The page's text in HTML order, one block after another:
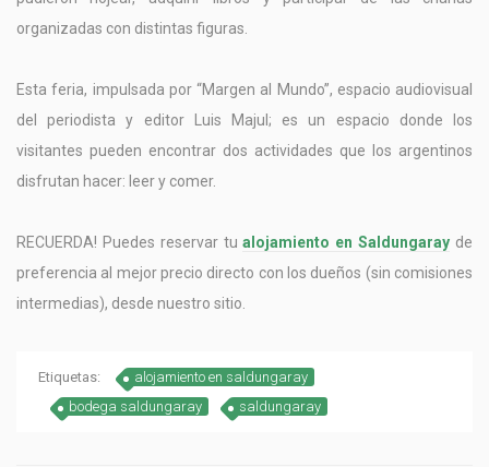
organizadas con distintas figuras.
Esta feria, impulsada por “Margen al Mundo”, espacio audiovisual
del periodista y editor Luis Majul; es un espacio donde los
visitantes pueden encontrar dos actividades que los argentinos
disfrutan hacer: leer y comer.
RECUERDA! Puedes reservar tualojamiento en Saldungaray de
preferencia al mejor precio directo con los dueños (sin comisiones
intermedias), desde nuestro sitio.
Etiquetas:
alojamiento en saldungaray
bodega saldungaray
saldungaray